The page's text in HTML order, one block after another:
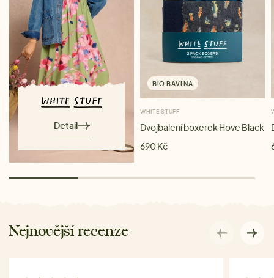
Detail
BIO BAVLNA
WHITE STUFF
Dvojbalení boxerek Hove Black
690 Kč
Nejnovější recenze